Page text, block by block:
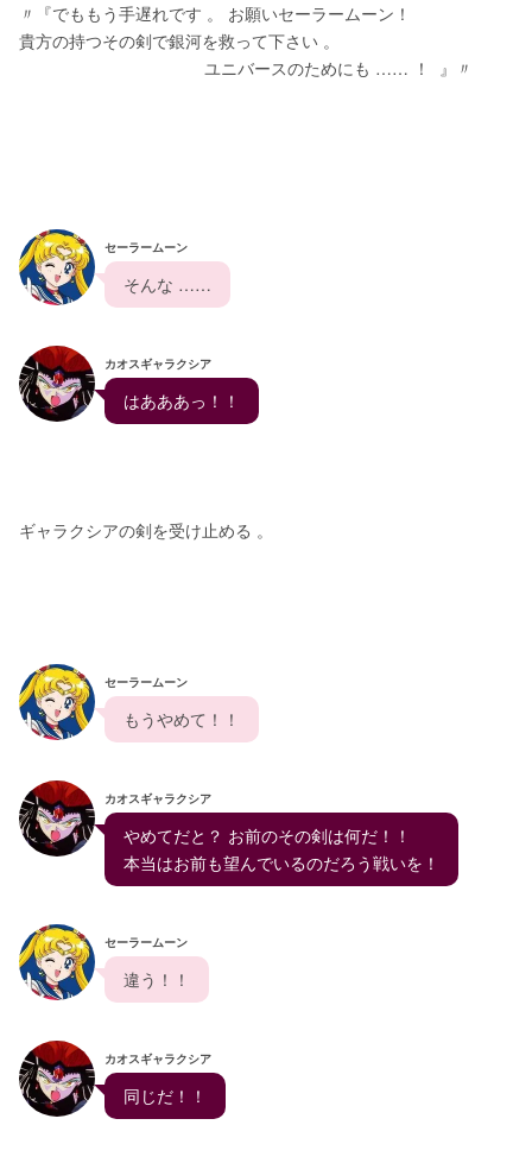
〃『でももう手遅れです 。 お願いセーラームーン！
貴方の持つその剣で銀河を救って下さい 。
                                       ユニバースのためにも …… ！  』〃
セーラームーン
  そんな ……
カオスギャラクシア
  はあああっ！！
ギャラクシアの剣を受け止める 。
セーラームーン
  もうやめて！！
カオスギャラクシア
  やめてだと？ お前のその剣は何だ！！
  本当はお前も望んでいるのだろう戦いを！
セーラームーン
  違う！！
カオスギャラクシア
  同じだ！！